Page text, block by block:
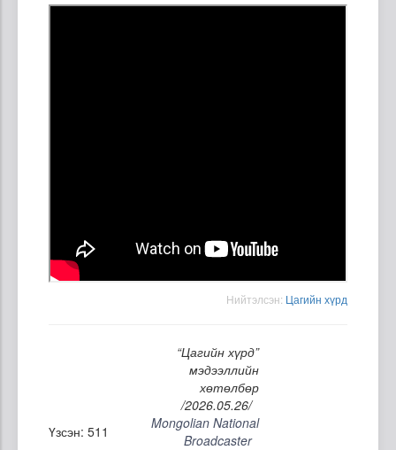
Нийтэлсэн: Цагийн хүрд
“Цагийн хүрд”
мэдээллийн
хөтөлбөр
/2026.05.26/
Үзсэн: 511
Mongolian National
Broadcaster